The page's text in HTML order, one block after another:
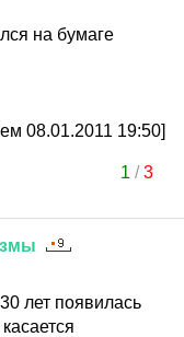
на бумаге
08.01.2011 19:50]
1 /3
лет появилась